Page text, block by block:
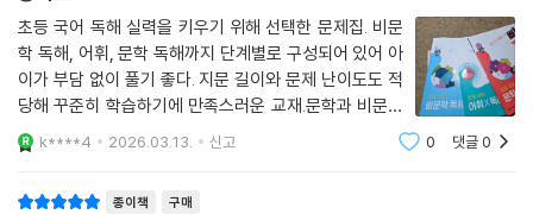
초등 국어 독해 실력을 키우기 위해 선택한 문제집. 비문
학 독해, 어휘, 문학 독해까지 단계별로 구성되어 있어 아
이가 부담 없이 풀기 좋다. 지문 길이와 문제 난이도도 적
당해 꾸준히 학습하기에 만족스러운 교재.문학과 비문학
은 꾸준히 풀었으나 어휘독해는 처음인데 구성이 좋아보
임
k****4 2026.03.13. 신고 0 댓글0
종이책 구매